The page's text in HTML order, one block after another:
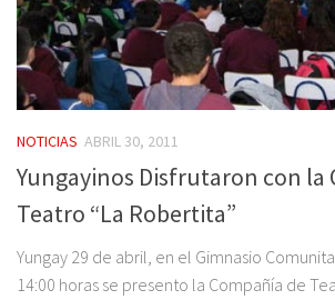
NOTICIAS ABRIL 30, 2011
Yungayinos Disfrutaron con la
Teatro “La Robertita”
Yungay 29 de abril, en el Gimnasio
14:00 horas se presento la Compañía de